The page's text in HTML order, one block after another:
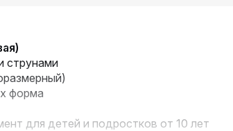
струнами
форма
для детей и подростков от 10 лет